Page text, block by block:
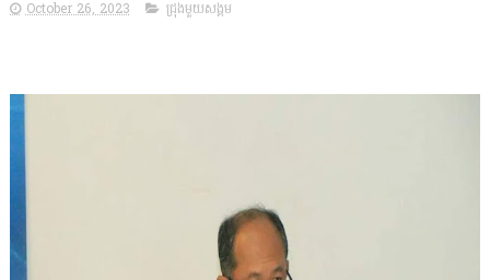
October 26, 2023 ជ្រុងមួយសង្គម